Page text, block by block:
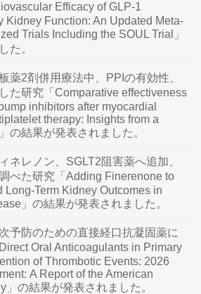
Efficacy of GLP-1
Kidney Function: An Updated Meta-
Trials Including the SOUL Trial」
た。
薬2剤併用療法中、PPIの有効性、
た研究「Comparative effectiveness
inhibitors after myocardial
therapy: Insights from a
の結果が発表されました。
ネレノン、SGLT2阻害薬へ追加、
べた研究「Adding Finerenone to
Long-Term Kidney Outcomes in
」の結果が発表されました。
予防のための直接経口抗凝固薬に
Oral Anticoagulants in Primary
of Thrombotic Events: 2026
A Report of the American
の結果が発表されました。